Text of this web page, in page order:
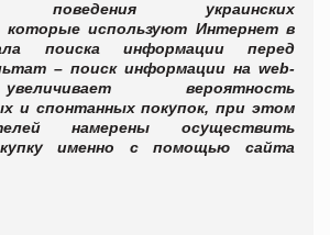
поведения украинских
которые используют Интернет в
поиска информации перед
– поиск информации на web-
вероятность
и спонтанных покупок, при этом
намерены осуществить
именно с помощью сайта